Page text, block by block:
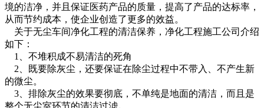
境的洁净，并且保证医药产品的质量，提高了产品的达标率，
从而节约成本，使企业创造了更多的效益。
关于无尘车间净化工程的清洁保养，净化工程施工公司介绍
如下：
1、不堆积成不易清洁的死角
2、既要除灰尘，还要保证在除尘过程中不带入、不产生新
的微尘。
3、排除灰尘的效果要彻底，不单纯是地面的清洁，而且是
整个无尘室环节的清洁过滤。